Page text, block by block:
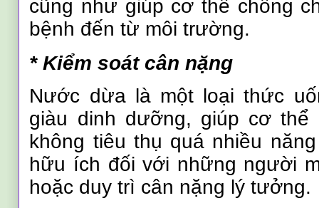
cũng như giúp cơ thể chống
bệnh đến từ môi trường.
* Kiểm soát cân nặng
Nước dừa là một loại thức
giàu dinh dưỡng, giúp cơ thể
không tiêu thụ quá nhiều
hữu ích đối với những người
hoặc duy trì cân nặng lý tưởng.